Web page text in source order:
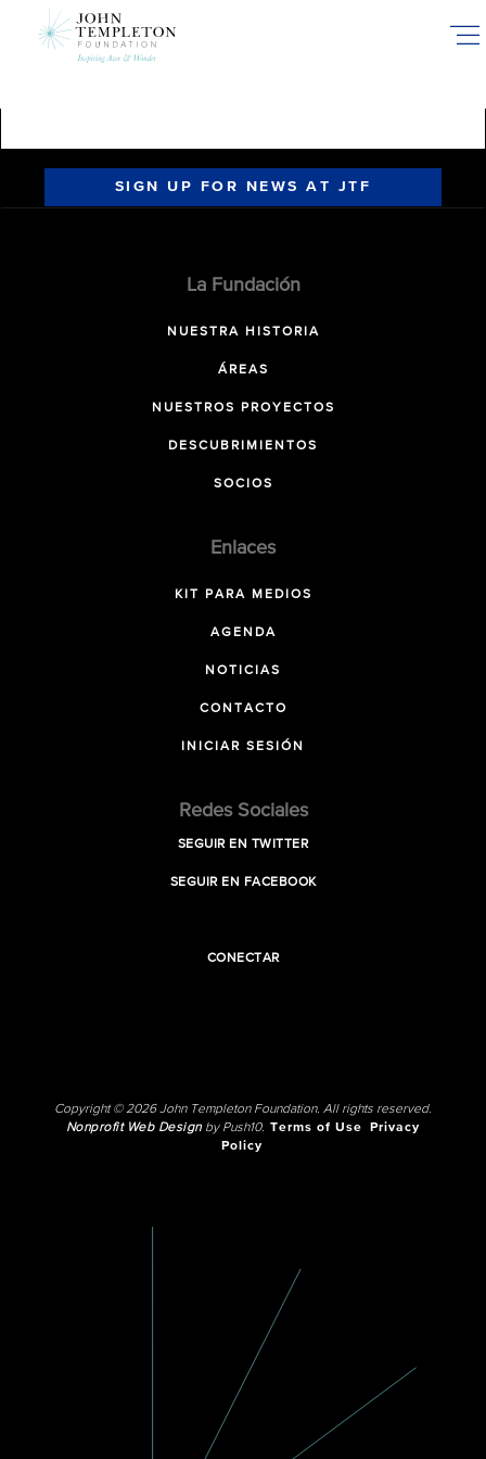
SIGN UP FOR NEWS AT JTF
La Fundación
NUESTRA HISTORIA
ÁREAS
NUESTROS PROYECTOS
DESCUBRIMIENTOS
SOCIOS
Enlaces
KIT PARA MEDIOS
AGENDA
NOTICIAS
CONTACTO
INICIAR SESIÓN
Redes Sociales
SEGUIR EN TWITTER
SEGUIR EN FACEBOOK
CONECTAR
Copyright © 2026 John Templeton Foundation. All rights reserved.
Nonprofit Web Designby Push10. Terms of Use
Privacy
Policy